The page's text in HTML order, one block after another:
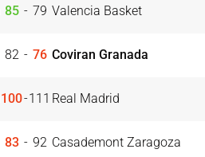
85 - 79 Valencia Basket
82 - 76 Coviran Granada
100-111 Real Madrid
83 - 92 Casademont Zaragoza